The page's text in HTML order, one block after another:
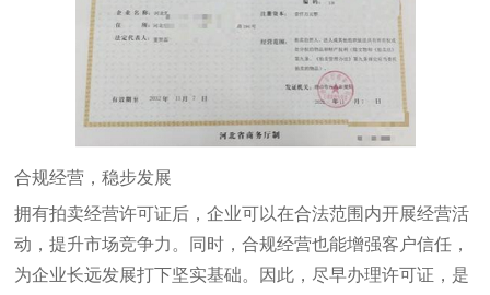
合规经营，稳步发展
拥有拍卖经营许可证后，企业可以在合法范围内开展经营活
动，提升市场竞争力。同时，合规经营也能增强客户信任，
为企业长远发展打下坚实基础。因此，尽早办理许可证，是